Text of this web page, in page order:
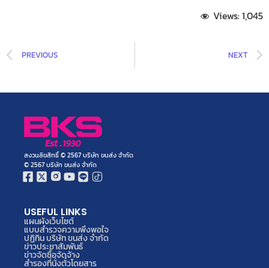
Views:1,045
PREVIOUS NEXT
สงวนลิขสิทธิ์ © 2567 บริษัท ขนส่ง จำกัด
© 2567 บริษัท ขนส่ง จำกัด
USEFUL LINKS
แผนผังเว็บไซต์
แบบสำรวจความพึงพอใจ
ปฏิทิน บริษัท ขนส่ง จำกัด
ข่าวประชาสัมพันธ์
ข่าวจัดซื้อจัดจ้าง
สำรองที่นั่งตั๋วโดยสาร